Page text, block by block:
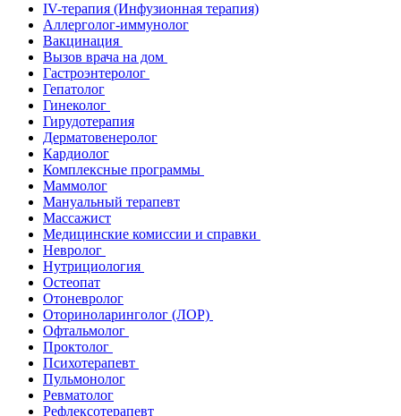
IV-терапия (Инфузионная терапия)
Аллерголог-иммунолог
Вакцинация
Вызов врача на дом
Гастроэнтеролог
Гепатолог
Гинеколог
Гирудотерапия
Дерматовенеролог
Кардиолог
Комплексные программы
Маммолог
Мануальный терапевт
Массажист
Медицинские комиссии и справки
Невролог
Нутрициология
Остеопат
Отоневролог
Оториноларинголог (ЛОР)
Офтальмолог
Проктолог
Психотерапевт
Пульмонолог
Ревматолог
Рефлексотерапевт